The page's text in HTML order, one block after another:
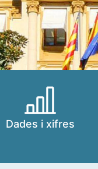
Dades i xifres